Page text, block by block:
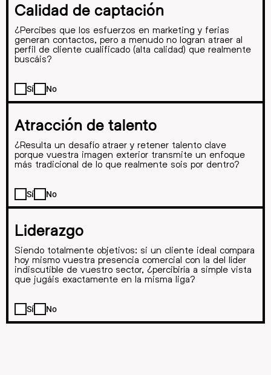
Calidad de captación
¿Percibes que los esfuerzos en marketing y ferias
generan contactos, pero a menudo no logran atraer al
perfil de cliente cualificado (alta calidad) que realmente
buscáis?
Sí No
Atracción de talento
¿Resulta un desafío atraer y retener talento clave
porque vuestra imagen exterior transmite un enfoque
más tradicional de lo que realmente sois por dentro?
Sí No
Liderazgo
Siendo totalmente objetivos: si un cliente ideal compara
hoy mismo vuestra presencia comercial con la del líder
indiscutible de vuestro sector, ¿percibiría a simple vista
que jugáis exactamente en la misma liga?
Sí No